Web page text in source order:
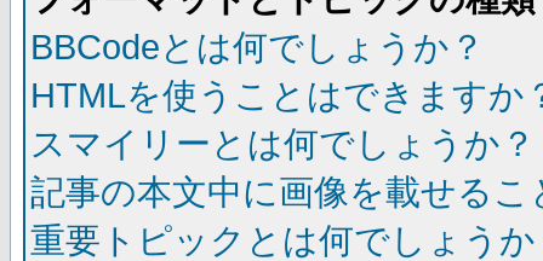
BBCodeとは何でしょうか？
HTMLを使うことはできますか
スマイリーとは何でしょうか？
記事の本文中に画像を載せる
重要トピックとは何でしょうか